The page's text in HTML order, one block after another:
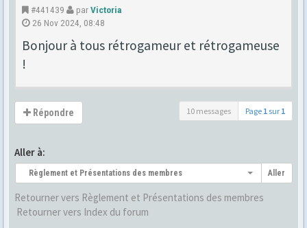
#441439 parVictoria
26 Nov 2024, 08:48
Bonjour à tous rétrogameur et rétrogameuse
!
Répondre 10 messages Page 1 sur 1
Aller à:
Règlement et Présentations des membres Aller
Retourner vers Règlement et Présentations des membres
Retourner vers Index du forum